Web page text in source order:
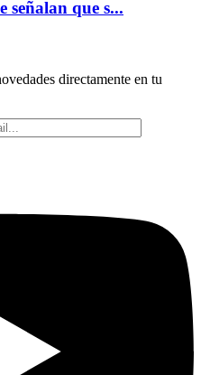
señalan que s...
directamente en tu